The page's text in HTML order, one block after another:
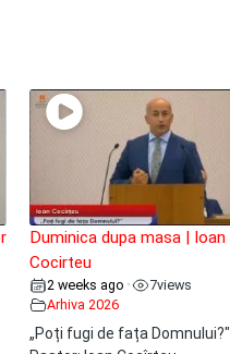
Duminica dupa masa | Ioan
Cocirteu
2 weeks ago • 7views
Arhiva 2026
„Poți fugi de fața Domnului?"